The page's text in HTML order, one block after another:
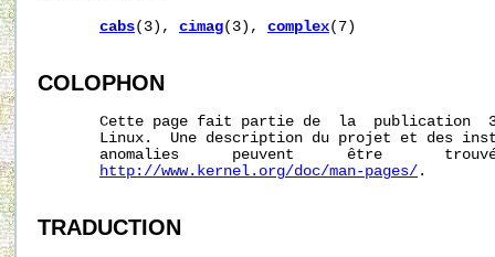
cabs(3), cimag(3), complex(7)
COLOPHON
Cette page fait partie de  la  publication
Linux.  Une description du projet et des
anomalies      peuvent      être
http://www.kernel.org/doc/man-pages/ .
TRADUCTION